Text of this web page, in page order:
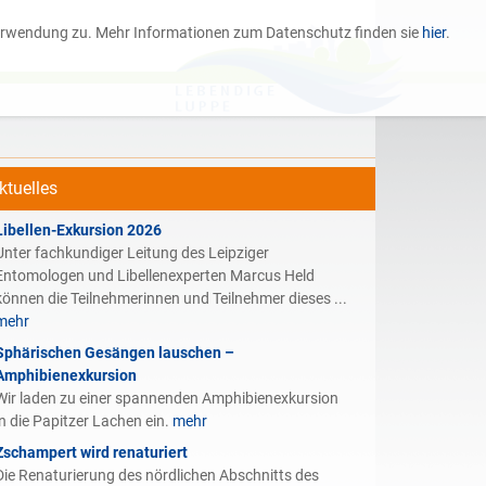
zu. Mehr Informationen zum Datenschutz finden sie hier.
Exkursion 2026
fachkundiger Leitung des Leipziger
und Libellenexperten Marcus Held
die Teilnehmerinnen und Teilnehmer dieses ...
Gesängen lauschen –
laden zu einer spannenden Amphibienexkursion
die Papitzer Lachen ein. mehr
wird renaturiert
Renaturierung des nördlichen Abschnitts des